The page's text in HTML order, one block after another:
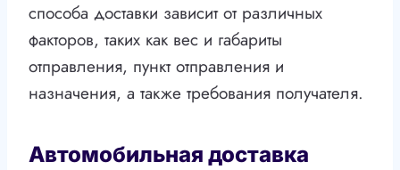
способа доставки зависит от различных
факторов, таких как вес и габариты
отправления, пункт отправления и
назначения, а также требования получателя.
Автомобильная доставка